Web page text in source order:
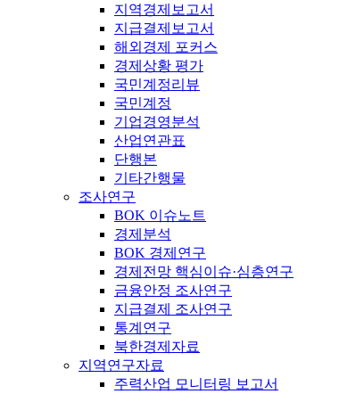
지역경제보고서
지급결제보고서
해외경제 포커스
경제상황 평가
국민계정리뷰
국민계정
기업경영분석
산업연관표
단행본
기타간행물
조사연구
BOK 이슈노트
경제분석
BOK 경제연구
경제전망 핵심이슈·심층연구
금융안정 조사연구
지급결제 조사연구
통계연구
북한경제자료
지역연구자료
주력산업 모니터링 보고서